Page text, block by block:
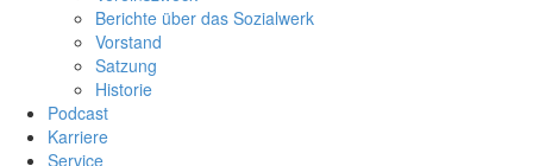
Berichte über das Sozialwerk
Vorstand
Satzung
Historie
Podcast
Karriere
Service